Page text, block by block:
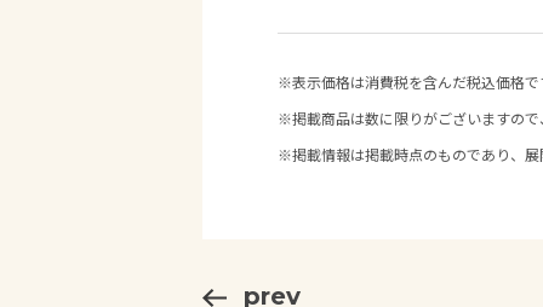
※表示価格は消費税を含んだ税込価格で
※掲載商品は数に限りがございますの
※掲載情報は掲載時点のものであり、
prev